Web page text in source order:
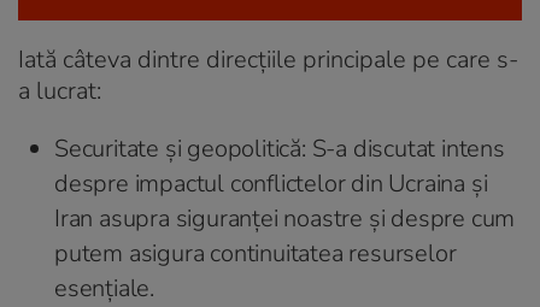
Iată câteva dintre direcțiile principale pe care s-
a lucrat:
Securitate și geopolitică: S-a discutat intens
despre impactul conflictelor din Ucraina și
Iran asupra siguranței noastre și despre cum
putem asigura continuitatea resurselor
esențiale.